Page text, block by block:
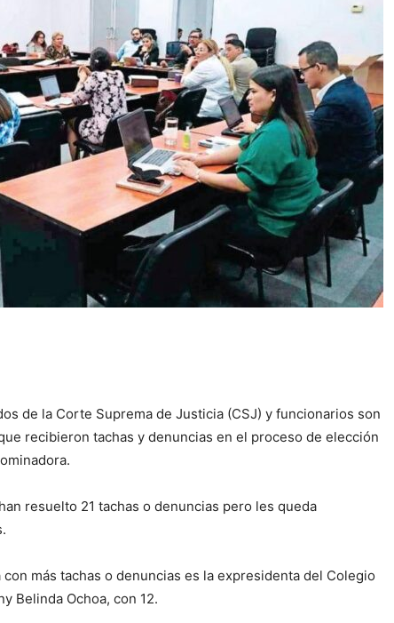
de la Corte Suprema de Justicia (CSJ) y funcionarios son
recibieron tachas y denuncias en el proceso de elección
resuelto 21 tachas o denuncias pero les queda
más tachas o denuncias es la expresidenta del Colegio
Belinda Ochoa, con 12.